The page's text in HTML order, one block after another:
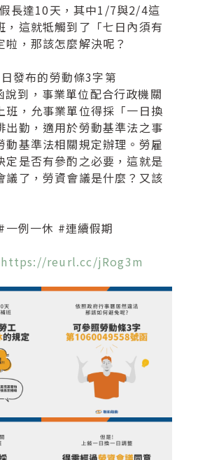
長達10天，其中1/7與2/4這
，這就牴觸到了「七日內須有
啦，那該怎麼解決呢？
發布的勞動條3字第
到，事業單位配合行政機關
班，允事業單位得採「一日換
出勤，適用於勞動基準法之事
動基準法相關規定辦理。勞雇
定是否有參酌之必要，這就是
議了，勞資會議是什麼？又該
一例一休 #連續假期
https://reurl.cc/jRog3m